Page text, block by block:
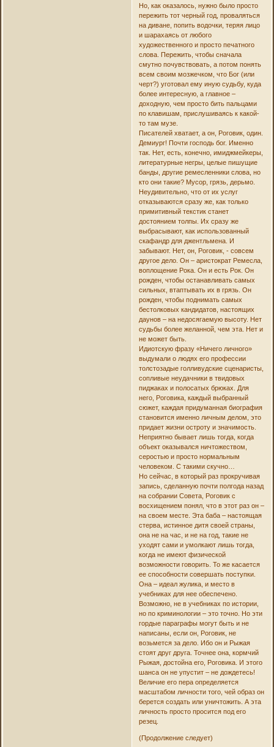
Но, как оказалось, нужно было просто
пережить тот черный год, проваляться
на диване, попить водочки, теряя лицо
и шарахаясь от любого
художественного и просто печатного
слова. Пережить, чтобы сначала
смутно почувствовать, а потом понять
всем своим мозжечком, что Бог (или
черт?) уготовал ему иную судьбу, куда
более интересную, а главное –
доходную, чем просто бить пальцами
по клавишам, прислушиваясь к какой-
то там музе.
Писателей хватает, а он, Роговик, один.
Демиург! Почти господь бог. Именно
так. Нет, есть, конечно, имиджмейкеры,
литературные негры, целые пишущие
банды, другие ремесленники слова, но
кто они такие? Мусор, грязь, дерьмо.
Неудивительно, что от их услуг
отказываются сразу же, как только
примитивный текстик станет
достоянием толпы. Их сразу же
выбрасывают, как использованный
скафандр для джентльмена. И
забывают. Нет, он, Роговик, - совсем
другое дело. Он – аристократ Ремесла,
воплощение Рока. Он и есть Рок. Он
рожден, чтобы останавливать самых
сильных, втаптывать их в грязь. Он
рожден, чтобы поднимать самых
бестолковых кандидатов, настоящих
даунов – на недосягаемую высоту. Нет
судьбы более желанной, чем эта. Нет и
не может быть.
Идиотскую фразу «Ничего личного»
выдумали о людях его профессии
толстозадые голливудские сценаристы,
сопливые неудачники в твидовых
пиджаках и полосатых брюках. Для
него, Роговика, каждый выбранный
сюжет, каждая придуманная биография
становится именно личным делом, это
придает жизни остроту и значимость.
Неприятно бывает лишь тогда, когда
объект оказывался ничтожеством,
серостью и просто нормальным
человеком. С такими скучно…
Но сейчас, в который раз прокручивая
запись, сделанную почти полгода назад
на собрании Совета, Роговик с
восхищением понял, что в этот раз он –
на своем месте. Эта баба – настоящая
стерва, истинное дитя своей страны,
она не на час, и не на год, такие не
уходят сами и умолкают лишь тогда,
когда не имеют физической
возможности говорить. То же касается
ее способности совершать поступки.
Она – идеал жулика, и место в
учебниках для нее обеспечено.
Возможно, не в учебниках по истории,
но по криминологии – это точно. Но эти
гордые параграфы могут быть и не
написаны, если он, Роговик, не
возьмется за дело. Ибо он и Рыжая
стоят друг друга. Точнее она, кормчий
Рыжая, достойна его, Роговика. И этого
шанса он не упустит – не дождетесь!
Величие его пера определяется
масштабом личности того, чей образ он
берется создать или уничтожить. А эта
личность просто просится под его
резец.
(Продолжение следует)